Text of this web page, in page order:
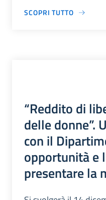
SCOPRI TUTTO
“Reddito di
delle donne”.
con il
opportunità e
presentare la